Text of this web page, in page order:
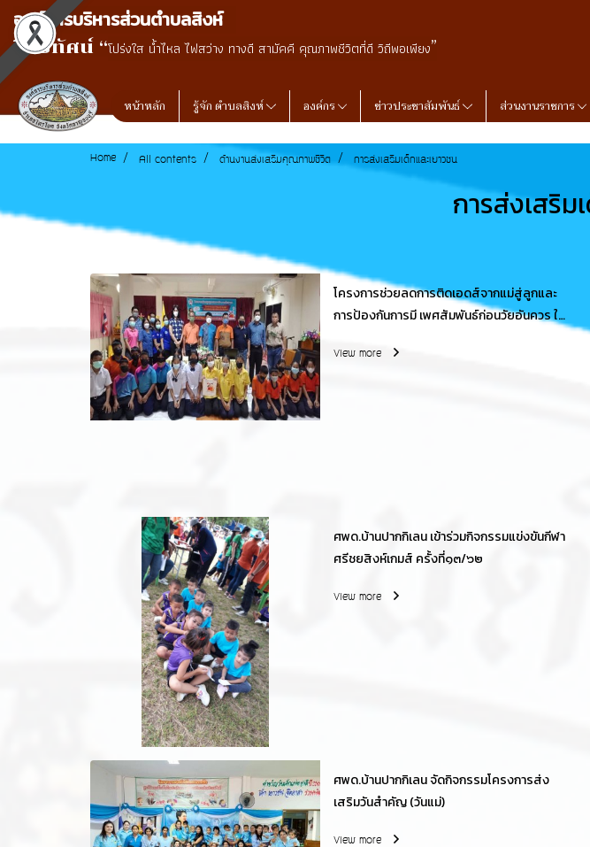
องค์การบริหารส่วนตำบลสิงห์
วิสัยทัศน์ “โปร่งใส น้ำไหล ไฟสว่าง ทางดี สามัคคี คุณภาพชีวิตที่ดี วิถีพอเพียง”
หน้าหลัก รู้จัก ตำบลสิงห์ องค์กร ข่าวประชาสัมพันธ์ ส่วนงานราชการ
Home All contents ด้านงานส่งเสริมคุณภาพชีวิต การส่งเสริมเด็กและเยาวชน
การส่งเสริม
โครงการช่วยลดการติดเอดส์จากแม่สู่ลูกและ
การป้องกันการมี เพศสัมพันธ์ก่อนวัยอันควร ใน
บ้านวังสิงห์ ม.2 ตำบลสิงห์ อำเภอไทรโยค
View more
ศพด.บ้านปากกิเลน เข้าร่วมกิจกรรมแข่งขันกีฬา
ศรีชยสิงห์เกมส์ ครั้งที่๑๓/๖๒
View more
ศพด.บ้านปากกิเลน จัดกิจกรรมโครงการส่ง
เสริมวันสำคัญ (วันแม่)
View more